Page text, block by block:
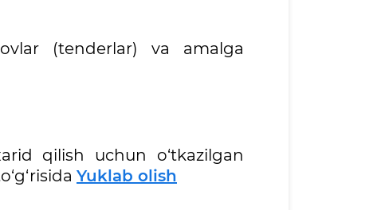
(tenderlar) va amalga
qilish uchun o‘tkazilgan
Yuklab olish